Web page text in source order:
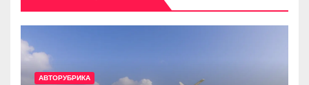
АВТОРУБРИКА